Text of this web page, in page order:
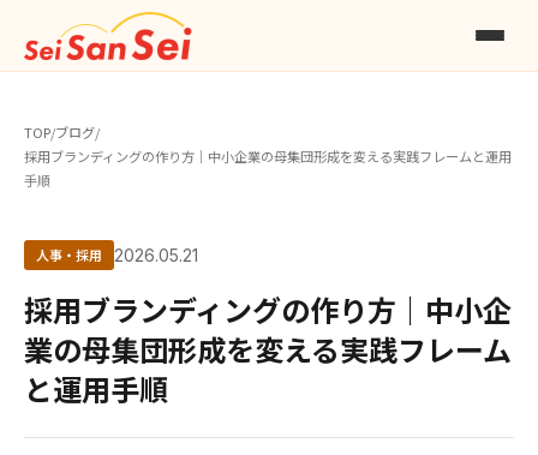
TOP/ブログ/
採用ブランディングの作り方｜中小企業の母集団形成を変える実践フレームと運用
手順
人事・採用 2026.05.21
採用ブランディングの作り方｜中小企
業の母集団形成を変える実践フレーム
と運用手順